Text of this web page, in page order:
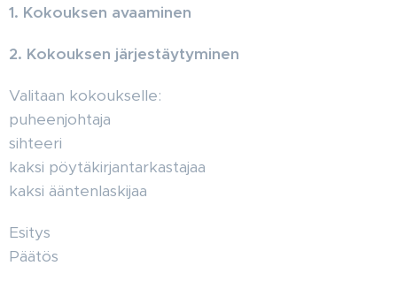
1. Kokouksen avaaminen
2. Kokouksen järjestäytyminen
Valitaan kokoukselle:
puheenjohtaja
sihteeri
kaksi pöytäkirjantarkastajaa
kaksi ääntenlaskijaa
Esitys
Päätös